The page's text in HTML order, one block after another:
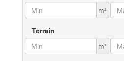
m²
Terrain
m²